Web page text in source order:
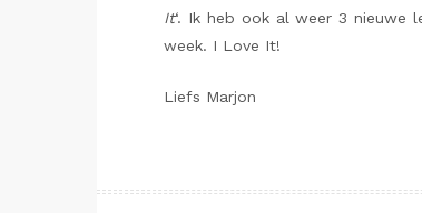
It‘. Ik heb ook al weer 3 nieuwe
week. I Love It!
Liefs Marjon